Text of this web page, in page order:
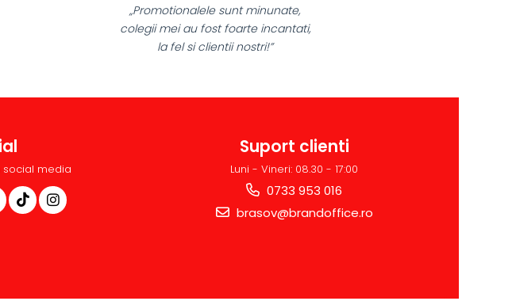
„Promotionalele sunt minunate,
colegii mei au fost foarte incantati,
la fel si clientii nostri!”
media
Suport clienti
Luni - Vineri: 08.30 - 17:00
0733 953 016
brasov@brandoffice.ro